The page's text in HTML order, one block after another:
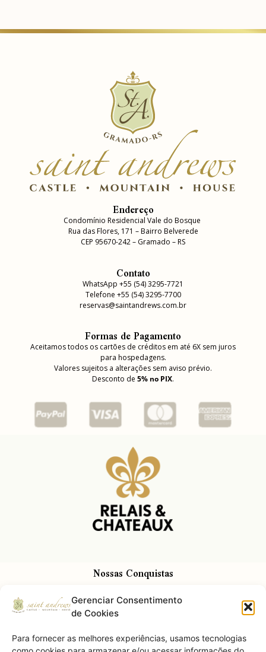
Gerenciar Consentimento
de Cookies
Para fornecer as melhores experiências, usamos tecnologias
Endereço
Condomínio Residencial Vale do Bosque
Rua das Flores, 171 – Bairro Belverede
CEP 95670-242 – Gramado – RS
Contato
WhatsApp +55 (54) 3295-7721
Telefone +55 (54) 3295-7700
reservas@saintandrews.com.br
Formas de Pagamento
Aceitamos todos os cartões de créditos em até 6X sem juros
para hospedagens.
Valores sujeitos a alterações sem aviso prévio.
Desconto de 5% no PIX.
Nossas Conquistas